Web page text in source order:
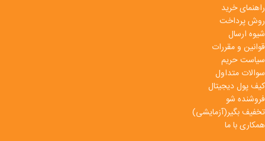
راهنمای خرید
روش پرداخت
شیوه ارسال
قوانین و مقررات
سیاست حریم
سوالات متداول
کیف پول دیجیتال
فروشنده شو
تخفیف بگیر(آزمایشی)
همکاری با ما